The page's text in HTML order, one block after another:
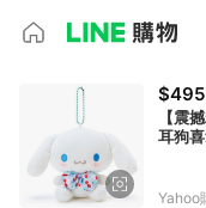
$495
【震
耳狗
Yahoo